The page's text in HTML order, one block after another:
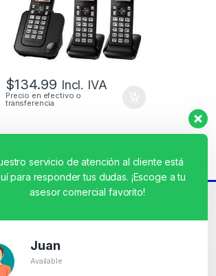
$134.99 Incl. IVA
Precio en efectivo o
transferencia
servicio de atención al cliente está
para responder tus dudas. ¡Escoge a tu
asesor comercial favorito!
Juan
Available